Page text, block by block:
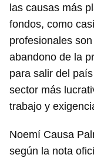
las causas más
fondos, como
profesionales
abandono de la
para salir del
sector más
trabajo y
Noemí Causa
según la nota